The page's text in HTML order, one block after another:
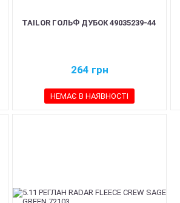
TAILOR ГОЛЬФ ДУБОК 49035239-44
264 грн
НЕМАЄ В НАЯВНОСТІ